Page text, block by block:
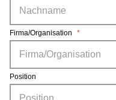
Firma/Organisation *
Position